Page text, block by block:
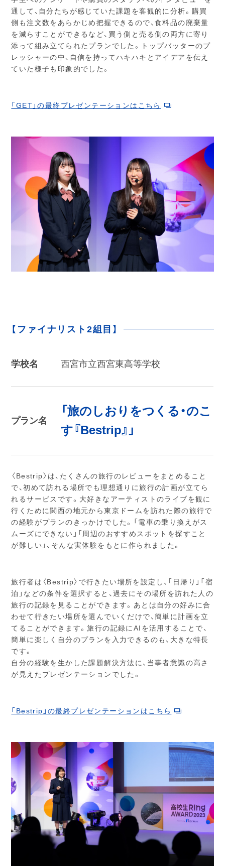
通して、自分たちが感じていた課題を客観的に分析。購買
側も注文数をあらかじめ把握できるので、食料品の廃棄量
を減らすことができるなど、買う側と売る側の両方に寄り
添って組み立てられたプランでした。トップバッターのプ
レッシャーの中、自信を持ってハキハキとアイデアを伝え
ていた様子も印象的でした。
「GET」の最終プレゼンテーションはこちら
【ファイナリスト2組目】
学校名 西宮市立西宮東高等学校
プラン名
「旅のしおりをつくる・のこ
す『Bestrip』」
〈Bestrip〉は、たくさんの旅行のレビューをまとめること
で、初めて訪れる場所でも理想通りに旅行の計画が立てら
れるサービスです。大好きなアーティストのライブを観に
行くために関西の地元から東京ドームを訪れた際の旅行で
の経験がプランのきっかけでした。「電車の乗り換えがス
ムーズにできない」「周辺のおすすめスポットを探すこと
が難しい」、そんな実体験をもとに作られました。
旅行者は〈Bestrip〉で行きたい場所を設定し、「日帰り」「宿
泊」などの条件を選択すると、過去にその場所を訪れた人の
旅行の記録を見ることができます。あとは自分の好みに合
わせて行きたい場所を選んでいくだけで、簡単に計画を立
てることができます。旅行の記録にAIを活用することで、
簡単に楽しく自分のプランを入力できるのも、大きな特長
です。
自分の経験を生かした課題解決方法に、当事者意識の高さ
が見えたプレゼンテーションでした。
「Bestrip」の最終プレゼンテーションはこちら